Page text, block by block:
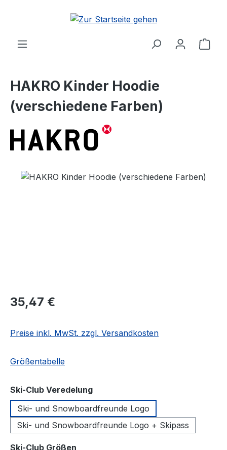
Zum Hauptinhalt springen
HAKRO Kinder Hoodie
(verschiedene Farben)
Bildergalerie überspringen
Regulärer Preis:
35,47 €
Preise inkl. MwSt. zzgl. Versandkosten
Größentabelle
Ski-Club Veredelungauswählen
Ski- und Snowboardfreunde Logo
Ski- und Snowboardfreunde Logo + Skipass
Ski-Club Größen